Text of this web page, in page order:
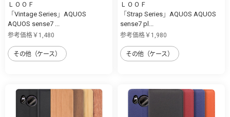
ＬＯＯＦ
「Vintage Series」AQUOS
AQUOS sense7 ...
参考価格￥1,480
その他（ケース）
ＬＯＯＦ
「Strap Series」AQUOS AQUOS
sense7 pl...
参考価格￥1,980
その他（ケース）